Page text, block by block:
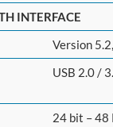
INTERFACE
Version
USB 2.0 /
24 bit – 48